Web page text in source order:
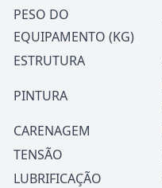
PESO DO
EQUIPAMENTO (KG)
ESTRUTURA
PINTURA
CARENAGEM
TENSÃO
LUBRIFICAÇÃO